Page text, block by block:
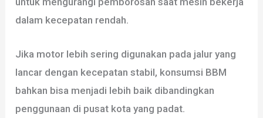
dalam kecepatan rendah.
Jika motor lebih sering digunakan pada jalur yang
lancar dengan kecepatan stabil, konsumsi BBM
bahkan bisa menjadi lebih baik dibandingkan
penggunaan di pusat kota yang padat.